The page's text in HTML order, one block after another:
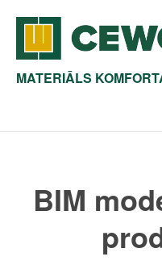
MATERIĀLS
BIM